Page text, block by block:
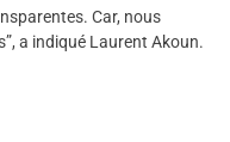
Car, nous
a indiqué Laurent Akoun.